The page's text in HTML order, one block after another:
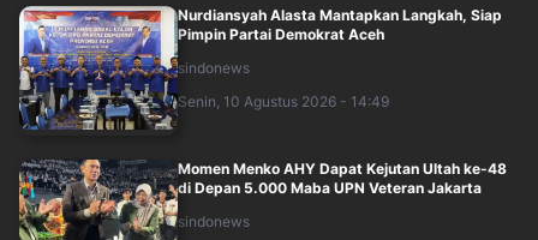
Nurdiansyah Alasta Mantapkan Langkah, Siap
Pimpin Partai Demokrat Aceh
sindonews
Senin, 10 Agustus 2026 - 14:49
Momen Menko AHY Dapat Kejutan Ultah ke-48
di Depan 5.000 Maba UPN Veteran Jakarta
sindonews